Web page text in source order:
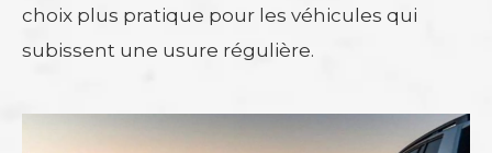
choix plus pratique pour les véhicules qui
subissent une usure régulière.